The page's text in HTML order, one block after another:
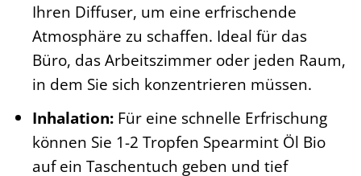
Ihren Diffuser, um eine erfrischende
Atmosphäre zu schaffen. Ideal für das
Büro, das Arbeitszimmer oder jeden Raum,
in dem Sie sich konzentrieren müssen.
Inhalation:Für eine schnelle Erfrischung
können Sie 1-2 Tropfen Spearmint Öl Bio
auf ein Taschentuch geben und tief